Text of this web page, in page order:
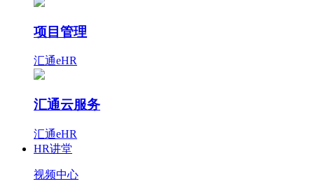
项目管理
汇通eHR
汇通云服务
汇通eHR
HR讲堂
视频中心